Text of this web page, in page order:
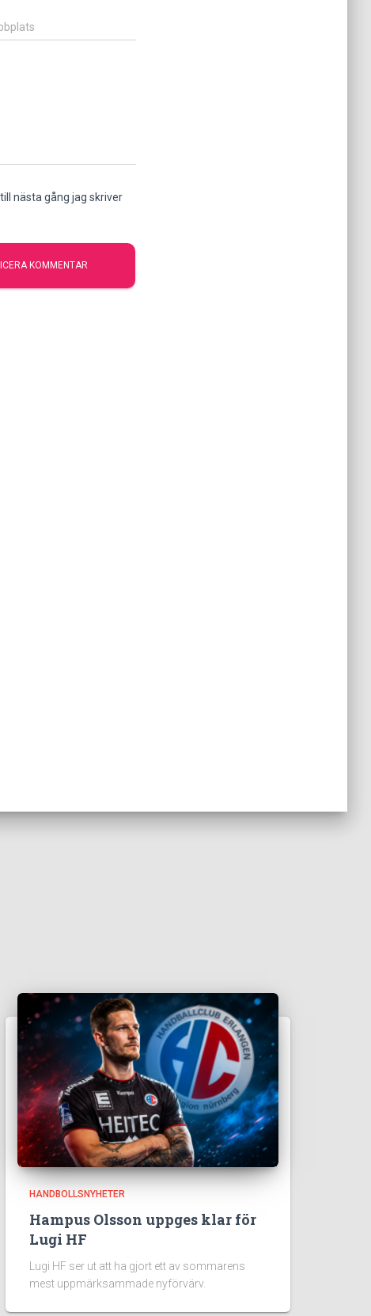
nästa gång jag skriver
HANDBOLLSNYHETER
Hampus Olsson uppges klar för
Lugi HF
Lugi HF ser ut att ha gjort ett av sommarens
mest uppmärksammade nyförvärv.